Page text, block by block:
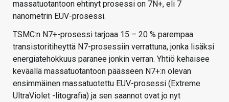
massatuotantoon ehtinyt prosessi on 7N+, eli 7
nanometrin EUV-prosessi.
TSMC:n N7+-prosessi tarjoaa 15 – 20 % parempaa
transistoritiheyttä N7-prosessiin verrattuna, jonka lisäksi
energiatehokkuus paranee jonkin verran. Yhtiö kehaisee
keväällä massatuotantoon päässeen N7+:n olevan
ensimmäinen massatuotettu EUV-prosessi (Extreme
UltraViolet -litografia) ja sen saannot ovat jo nyt